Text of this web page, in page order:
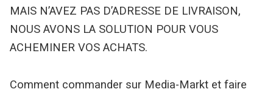
MAIS N’AVEZ PAS D’ADRESSE DE LIVRAISON,
NOUS AVONS LA SOLUTION POUR VOUS
ACHEMINER VOS ACHATS.
Comment commander sur Media-Markt et faire